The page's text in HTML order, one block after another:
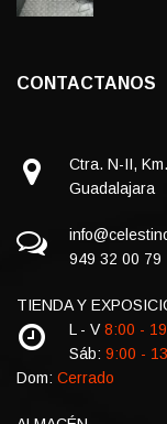
CONTACTANOS
Ctra. N-II,
Guadalajara
949 32 00 79
TIENDA Y
L - V 8:00 -
Sáb: 9:00 -
Dom: Cerrado